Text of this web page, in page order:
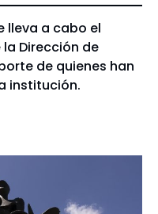
lleva a cabo el
Dirección de
de quienes han
institución.